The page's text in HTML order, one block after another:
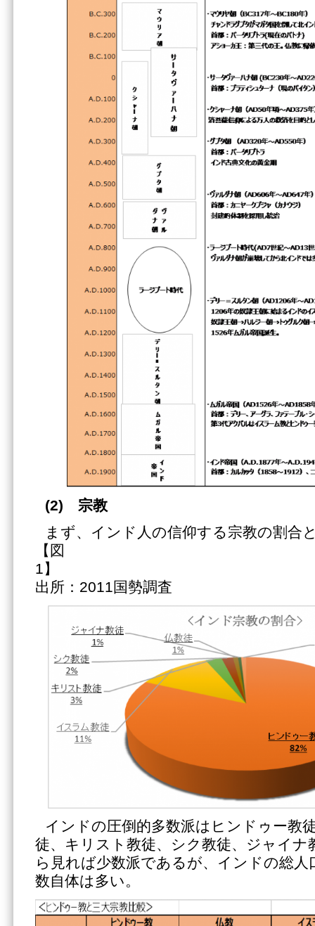
(2) 宗教
まず、インド人の信仰する宗教の割合
【図
1
出所：2011国勢調査
インドの圧倒的多数派はヒンドゥー教
徒、キリスト教徒、シク教徒、ジャイナ
ら見れば少数派であるが、インドの総
数自体は多い。